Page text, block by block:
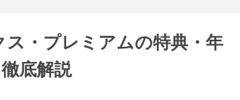
・プレミアムの特典・年
底解説